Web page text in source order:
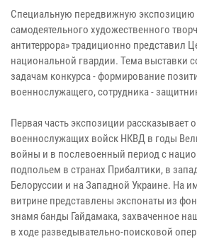
Специальную передвижную экспозицию
самодеятельного художественного
антитеррора» традиционно представил
национальной гвардии. Тема выставки
задачам конкурса - формирование
военнослужащего, сотрудника -
Первая часть экспозиции рассказывает
военнослужащих войск НКВД в годы
войны и в послевоенный период с
подпольем в странах Прибалтики, в
Белоруссии и на Западной Украине. На
витрине представлены экспонаты из
знамя банды Гайдамака, захваченное
в ходе разведывательно-поисковой